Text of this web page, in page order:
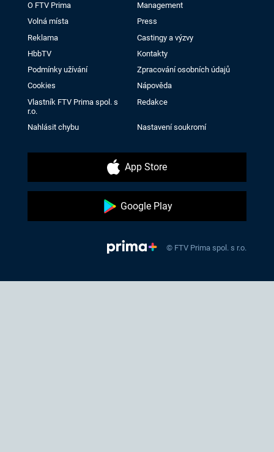
O FTV Prima
Management
Volná místa
Press
Reklama
Castingy a výzvy
HbbTV
Kontakty
Podmínky užívání
Zpracování osobních údajů
Cookies
Nápověda
Vlastník FTV Prima spol. s
r.o.
Redakce
Nahlásit chybu Nastavení soukromí
App Store
Google Play
© FTV Prima spol. s r.o.